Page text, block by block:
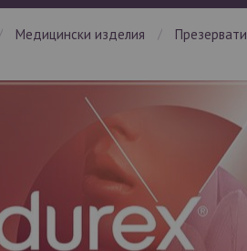
медицински изделия